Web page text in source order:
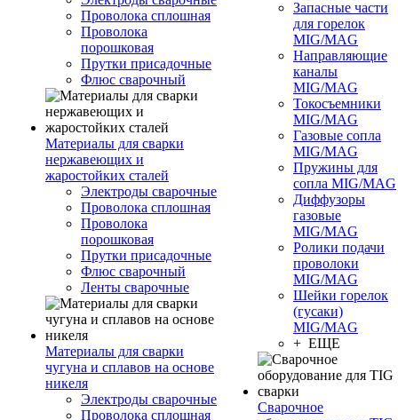
Проволока сплошная
Проволока
порошковая
Прутки присадочные
Флюс сварочный
Материалы для сварки
нержавеющих и
жаростойких сталей
Электроды сварочные
Проволока сплошная
Проволока
порошковая
Прутки присадочные
Флюс сварочный
Ленты сварочные
Материалы для сварки
чугуна и сплавов на основе
никеля
Электроды сварочные
Проволока сплошная
Запасные части
для горелок
MIG/MAG
Направляющие
каналы
MIG/MAG
Токосъемники
MIG/MAG
Газовые сопла
MIG/MAG
Пружины для
сопла MIG/MAG
Диффузоры
газовые
MIG/MAG
Ролики подачи
проволоки
MIG/MAG
Шейки горелок
(гусаки)
MIG/MAG
+ ЕЩЕ
Сварочное